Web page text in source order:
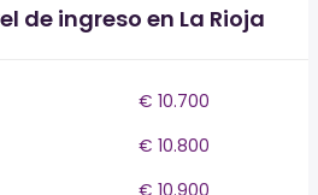
de ingreso en La Rioja
€ 10.700
€ 10.800
€ 10.900